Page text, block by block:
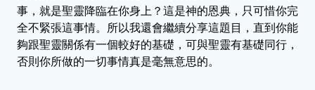
事，就是聖靈降臨在你身上？這是神的恩典，只可惜你完
全不緊張這事情。所以我還會繼續分享這題目，直到你能
夠跟聖靈關係有一個較好的基礎，可與聖靈有基礎同行，
否則你所做的一切事情真是毫無意思的。